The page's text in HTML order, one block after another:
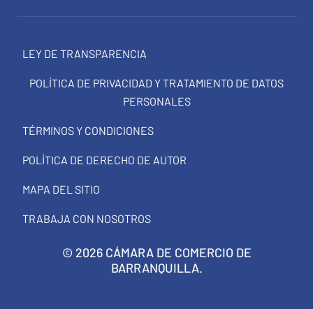
LEY DE TRANSPARENCIA
POLÍTICA DE PRIVACIDAD Y TRATAMIENTO DE DATOS
PERSONALES
TÉRMINOS Y CONDICIONES
POLÍTICA DE DERECHO DE AUTOR
MAPA DEL SITIO
TRABAJA CON NOSOTROS
© 2026 CÁMARA DE COMERCIO DE
BARRANQUILLA.